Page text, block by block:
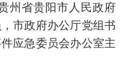
州省贵阳市人民政府
市政府办公厅党组书
应急委员会办公室主